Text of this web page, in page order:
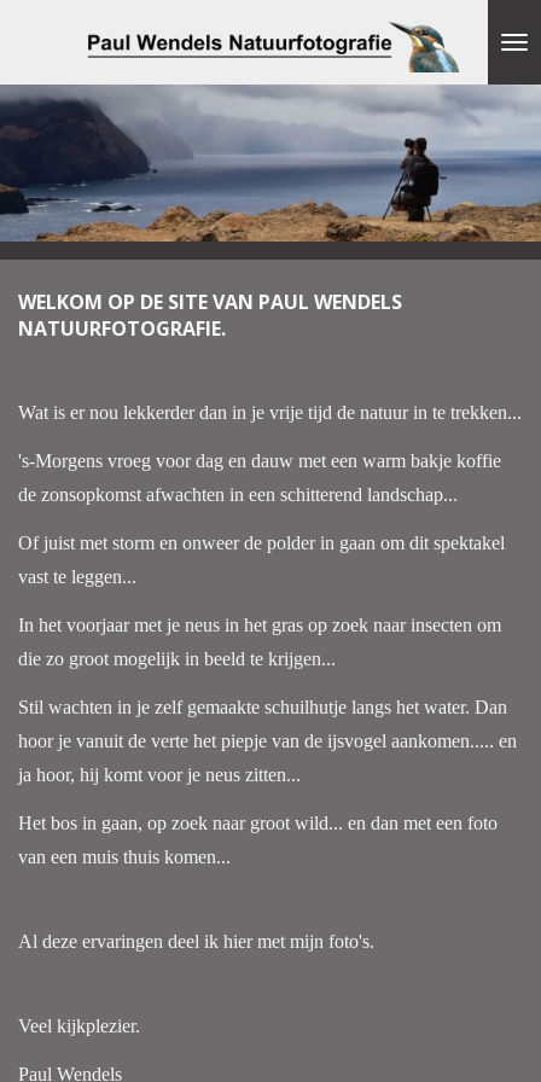
de
hoofdinhoud
WELKOM OP DE SITE VAN PAUL WENDELS
NATUURFOTOGRAFIE.
Wat is er nou lekkerder dan in je vrije tijd de natuur in te trekken...
's-Morgens vroeg voor dag en dauw met een warm bakje koffie
de zonsopkomst afwachten in een schitterend landschap...
Of juist met storm en onweer de polder in gaan om dit spektakel
vast te leggen...
In het voorjaar met je neus in het gras op zoek naar insecten om
die zo groot mogelijk in beeld te krijgen...
Stil wachten in je zelf gemaakte schuilhutje langs het water. Dan
hoor je vanuit de verte het piepje van de ijsvogel aankomen..... en
ja hoor, hij komt voor je neus zitten...
Het bos in gaan, op zoek naar groot wild... en dan met een foto
van een muis thuis komen...
Al deze ervaringen deel ik hier met mijn foto's.
Veel kijkplezier.
Paul Wendels